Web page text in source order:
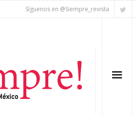
Síguenos en @Siempre_revista